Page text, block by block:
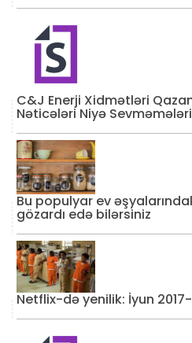
C&J Enerji Xidmətləri
Nəticələri Niyə Sevməmələri
Bu populyar ev
gözardı edə bilərsiniz
Netflix-də yenilik: İyun 2017-